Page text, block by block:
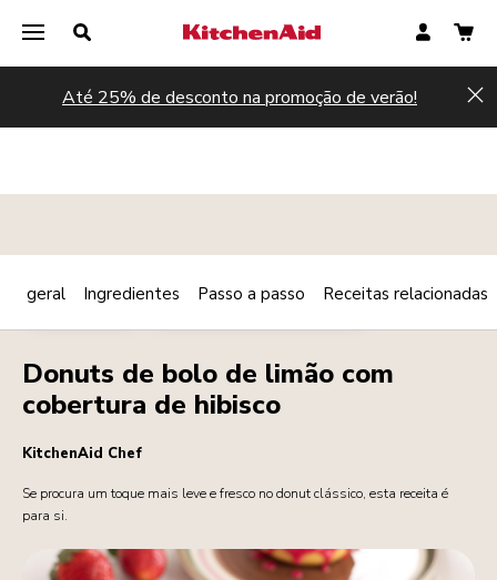
Até 25% de desconto na promoção de verão!
SOBREMESAS PEQUENO-ALMOÇO/BRUNCH Print
Donuts de bolo de limão com
cobertura de hibisco
KitchenAid Chef
Se procura um toque mais leve e fresco no donut clássico, esta receita é
para si.
geral Ingredientes Passo a passo Receitas relacionadas